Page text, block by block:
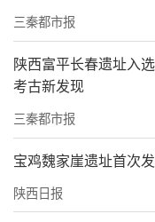
音乐会多民族乐
示亮点纷呈，每
不息。音乐会
下，朝鲁门和唐
声雷动，气势磅
三秦都市报
陕西富平长春遗址入
考古新发现
三秦都市报
宝鸡魏家崖遗址首次
陕西日报